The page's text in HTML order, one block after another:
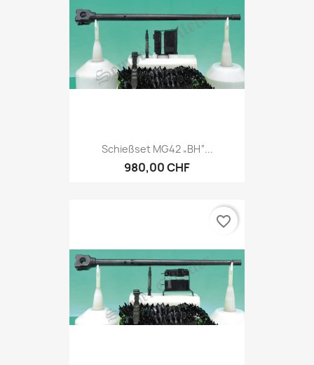
Schießset MG42 „BH“...
980,00 CHF
favorite_border